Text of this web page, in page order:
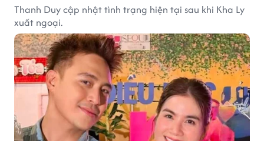
Thanh Duy cập nhật tình trạng hiện tại sau khi Kha Ly
xuất ngoại.